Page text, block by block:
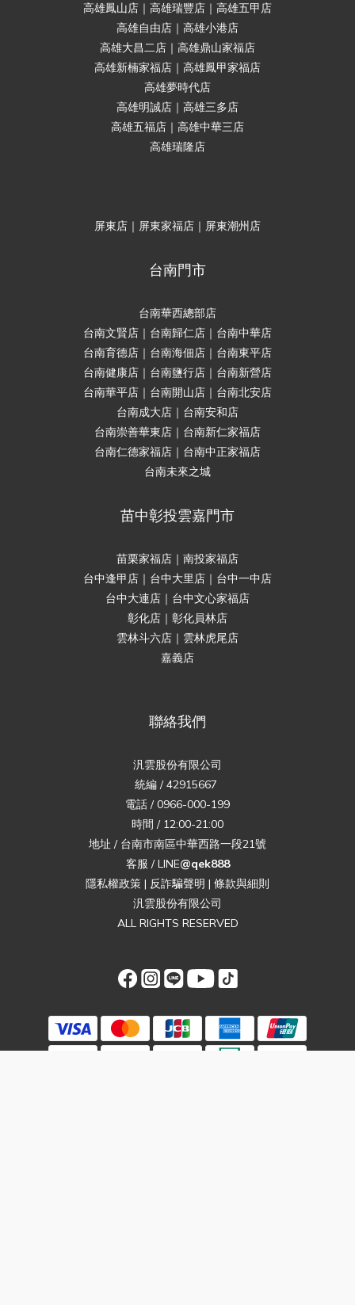
立即購買
高雄鳳山店｜高雄瑞豐店｜高雄五甲店
高雄自由店｜高雄小港店
高雄大昌二店｜高雄鼎山家福店
高雄新楠家福店｜高雄鳳甲家福店
高雄夢時代店
高雄明誠店｜高雄三多店
高雄五福店｜高雄中華三店
高雄瑞隆店
屏東店｜屏東家福店｜屏東潮州店
台南門市
台南華西總部店
台南文賢店｜台南歸仁店｜台南中華店
台南育德店｜台南海佃店｜台南東平店
台南健康店｜台南鹽行店｜台南新營店
台南華平店｜台南開山店｜台南北安店
台南成大店｜台南安和店
台南崇善華東店｜台南新仁家福店
台南仁德家福店｜台南中正家福店
台南未來之城
苗中彰投雲嘉門市
苗栗家福店｜南投家福店
台中逢甲店｜台中大里店｜台中一中店
台中大連店｜台中文心家福店
彰化店｜彰化員林店
雲林斗六店｜雲林虎尾店
嘉義店
聯絡我們
汎雲股份有限公司
統編 / 42915667
電話 / 0966-000-199
時間 / 12:00-21:00
地址 / 台南市南區中華西路一段21號
客服 / LINE@qek888
隱私權政策 | 反詐騙聲明 | 條款與細則
汎雲股份有限公司
ALL RIGHTS RESERVED